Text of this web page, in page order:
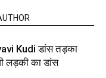
Kudi डांस तड़का
लड़की का डांस